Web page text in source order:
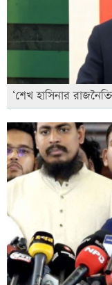
‘শেখ হাসিনার